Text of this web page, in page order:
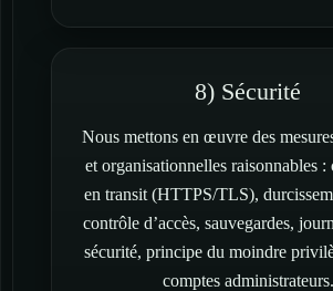
8) Sécurité
Nous mettons en œuvre des
et organisationnelles raisonnables
en transit (HTTPS/TLS),
contrôle d’accès, sauvegardes,
sécurité, principe du moindre
comptes administrateurs.